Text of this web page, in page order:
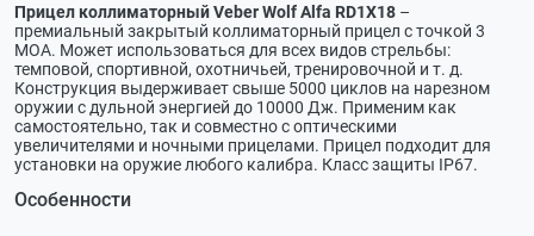
Прицел коллиматорный Veber Wolf Alfa RD1X18 –
премиальный закрытый коллиматорный прицел с точкой 3
МОА. Может использоваться для всех видов стрельбы:
темповой, спортивной, охотничьей, тренировочной и т. д.
Конструкция выдерживает свыше 5000 циклов на нарезном
оружии с дульной энергией до 10000 Дж. Применим как
самостоятельно, так и совместно с оптическими
увеличителями и ночными прицелами. Прицел подходит для
установки на оружие любого калибра. Класс защиты IP67.
Особенности